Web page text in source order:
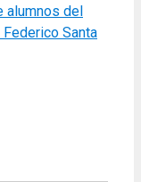
alumnos del
Santa